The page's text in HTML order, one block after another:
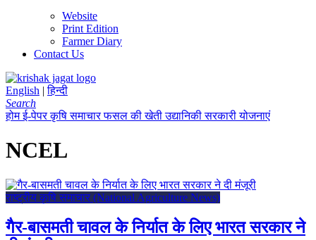
Website
Print Edition
Farmer Diary
Contact Us
English | हिन्दी
Search
होमई-पेपरकृषि समाचारफसल की खेतीउद्यानिकीसरकारी योजनाएं
NCEL
राष्ट्रीय कृषि समाचार (National Agriculture News)
गैर-बासमती चावल के निर्यात के लिए भारत सरकार ने